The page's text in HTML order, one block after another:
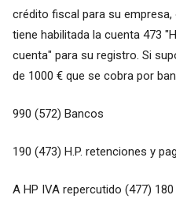
crédito fiscal para su empresa,
tiene habilitada la cuenta 473
cuenta" para su registro. Si
de 1000 € que se cobra por
990 (572) Bancos
190 (473) H.P. retenciones y
A HP IVA repercutido (477) 180